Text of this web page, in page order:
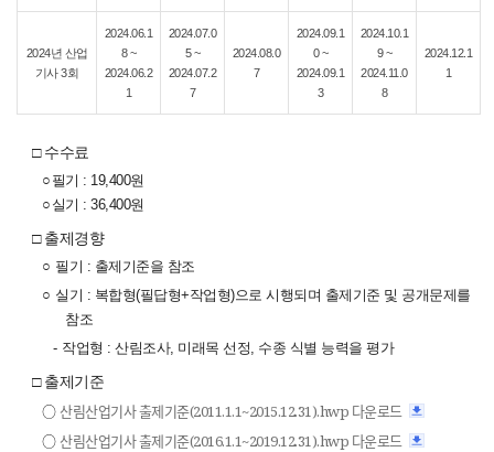
2024년 산업
기사 3회
2024.06.1
8 ~
2024.06.2
1
2024.07.0
5 ~
2024.07.2
7
2024.08.0
7
2024.09.1
0 ~
2024.09.1
3
2024.10.1
9 ~
2024.11.0
8
2024.12.1
1
□ 수수료
○ 필기 : 19,400원
○ 실기 : 36,400원
□ 출제경향
○ 필기 : 출제기준을 참조
○ 실기 : 복합형(필답형+작업형)으로 시행되며 출제기준 및 공개문제를
참조
- 작업형 : 산림조사, 미래목 선정, 수종 식별 능력을 평가
□ 출제기준
○ 산림산업기사 출제기준(2011.1.1~2015.12.31).hwp 다운로드
○ 산림산업기사 출제기준(2016.1.1~2019.12.31).hwp 다운로드